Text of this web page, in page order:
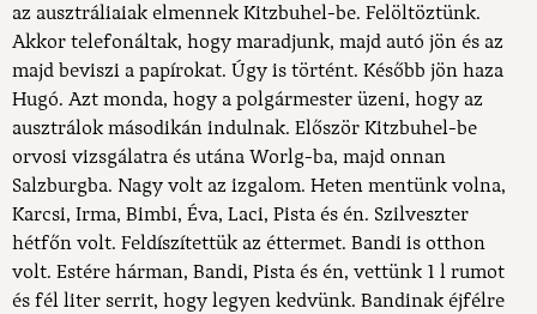
az ausztráliaiak elmennek Kitzbuhel-be. Felöltöztünk.
Akkor telefonáltak, hogy maradjunk, majd autó jön és az
majd beviszi a papírokat. Úgy is történt. Később jön haza
Hugó. Azt monda, hogy a polgármester üzeni, hogy az
ausztrálok másodikán indulnak. Először Kitzbuhel-be
orvosi vizsgálatra és utána Worlg-ba, majd onnan
Salzburgba. Nagy volt az izgalom. Heten mentünk volna,
Karcsi, Irma, Bimbi, Éva, Laci, Pista és én. Szilveszter
hétfőn volt. Feldíszítettük az éttermet. Bandi is otthon
volt. Estére hárman, Bandi, Pista és én, vettünk 1 l rumot
és fél liter serrit, hogy legyen kedvünk. Bandinak éjfélre